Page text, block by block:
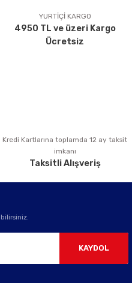
bulunuyor.
olmalı.
YURTİÇİ KARGO
4950 TL ve üzeri Kargo
Ücretsiz
Kredi Kartlarına toplamda 12 ay taksit
imkanı
Taksitli Alışveriş
KAYDOL